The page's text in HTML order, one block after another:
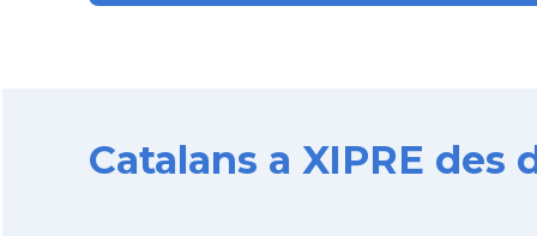
Catalans a XIPRE des